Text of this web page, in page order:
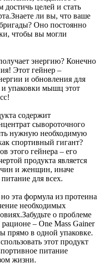
достичь целей и стать
ли вы, что ваше
Оно постоянно
чтобы вы могли
энергию? Конечно
Этот гейнер –
и обновления для
и упаковки мышц этот
содержит
сывороточного
нужную необходимую
спортивный гигант?
этого гейнера – его
продукта является
и женщин, иначе
для всех.
эта формула из протеина
необходимых
о проблеме
– One Mass Gainer
прямо в одной упаковке.
этот продукт
питание
жизни.